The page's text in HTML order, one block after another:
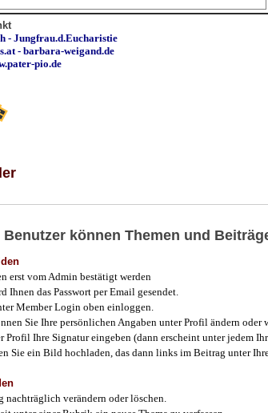
-Jungfrau.d.Eucharistie
-barbara-weigand.de
pio.de
können Themen und
erst vom Admin bestätigt werden
Ihnen das Passwort per Email gesendet.
Member Login oben einloggen.
Sie Ihre persönlichen Angaben unter Profil ändern oder
Profil Ihre Signatur eingeben (dann erscheint unter jedem
Sie ein Bild hochladen, das dann links im Beitrag unter
nachträglich verändern oder löschen.